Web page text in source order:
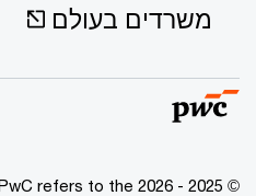
משרדים בעולם
PwC refers to the